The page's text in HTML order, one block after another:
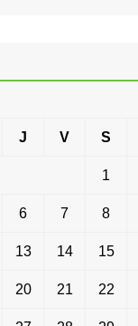
J V S
1
6 7 8
13 14 15
20 21 22